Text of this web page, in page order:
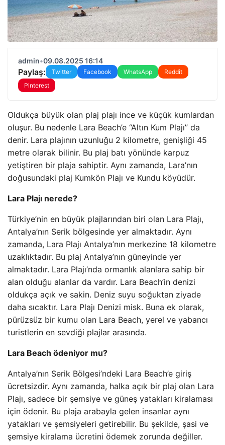
admin•09.08.2025 16:14
Paylaş: Twitter Facebook WhatsApp
Reddit
Pinterest
Oldukça büyük olan plaj plajı ince ve küçük kumlardan
oluşur. Bu nedenle Lara Beach’e “Altın Kum Plajı” da
denir. Lara plajının uzunluğu 2 kilometre, genişliği 45
metre olarak bilinir. Bu plaj batı yönünde karpuz
yetiştiren bir plaja sahiptir. Aynı zamanda, Lara’nın
doğusundaki plaj Kumkön Plajı ve Kundu köyüdür.
Lara Plajı nerede?
Türkiye’nin en büyük plajlarından biri olan Lara Plajı,
Antalya’nın Serik bölgesinde yer almaktadır. Aynı
zamanda, Lara Plajı Antalya’nın merkezine 18 kilometre
uzaklıktadır. Bu plaj Antalya’nın güneyinde yer
almaktadır. Lara Plajı’nda ormanlık alanlara sahip bir
alan olduğu alanlar da vardır. Lara Beach’in denizi
oldukça açık ve sakin. Deniz suyu soğuktan ziyade
daha sıcaktır. Lara Plajı Denizi misk. Buna ek olarak,
pürüzsüz bir kumu olan Lara Beach, yerel ve yabancı
turistlerin en sevdiği plajlar arasında.
Lara Beach ödeniyor mu?
Antalya’nın Serik Bölgesi’ndeki Lara Beach’e giriş
ücretsizdir. Aynı zamanda, halka açık bir plaj olan Lara
Plajı, sadece bir şemsiye ve güneş yatakları kiralaması
için ödenir. Bu plaja arabayla gelen insanlar aynı
yatakları ve şemsiyeleri getirebilir. Bu şekilde, şasi ve
şemsiye kiralama ücretini ödemek zorunda değiller.